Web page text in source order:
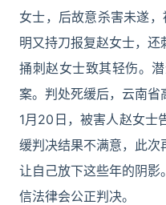
女士，后故意杀害未遂
明又持刀报复赵女士，
捅刺赵女士致其轻伤。
案。判处死缓后，云南省
1月20日，被害人赵女士
缓判决结果不满意，此
让自己放下这些年的阴影
信法律会公正判决。